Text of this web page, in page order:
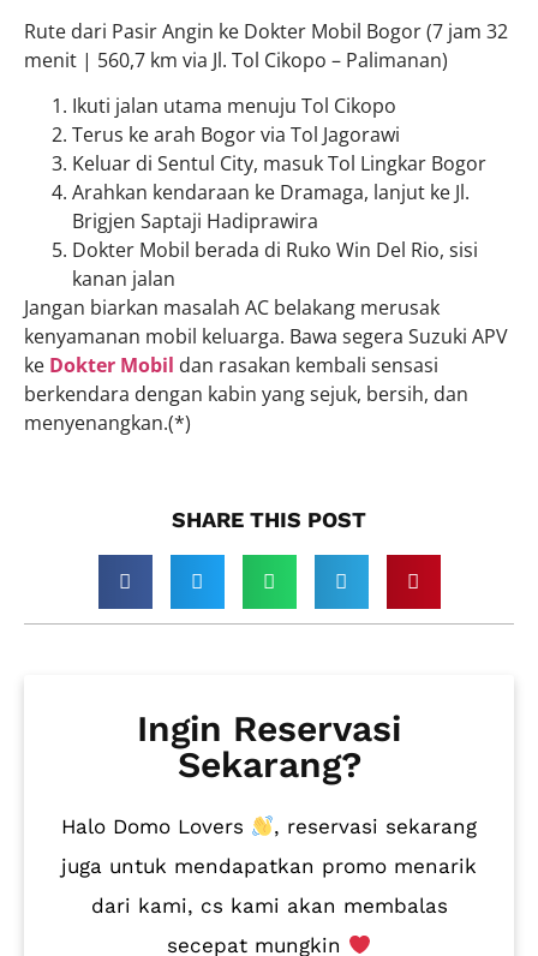
Rute dari Pasir Angin ke Dokter Mobil Bogor (7 jam 32
menit | 560,7 km via Jl. Tol Cikopo – Palimanan)
Ikuti jalan utama menuju Tol Cikopo
Terus ke arah Bogor via Tol Jagorawi
Keluar di Sentul City, masuk Tol Lingkar Bogor
Arahkan kendaraan ke Dramaga, lanjut ke Jl.
Brigjen Saptaji Hadiprawira
Dokter Mobil berada di Ruko Win Del Rio, sisi
kanan jalan
Jangan biarkan masalah AC belakang merusak
kenyamanan mobil keluarga. Bawa segera Suzuki APV
ke Dokter Mobil dan rasakan kembali sensasi
berkendara dengan kabin yang sejuk, bersih, dan
menyenangkan.(*)
SHARE THIS POST​
Ingin Reservasi
Sekarang?
Halo Domo Lovers
, reservasi sekarang
juga untuk mendapatkan promo menarik
dari kami, cs kami akan membalas
secepat mungkin